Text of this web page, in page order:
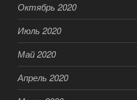
Октябрь 2020
Июль 2020
Май 2020
Апрель 2020